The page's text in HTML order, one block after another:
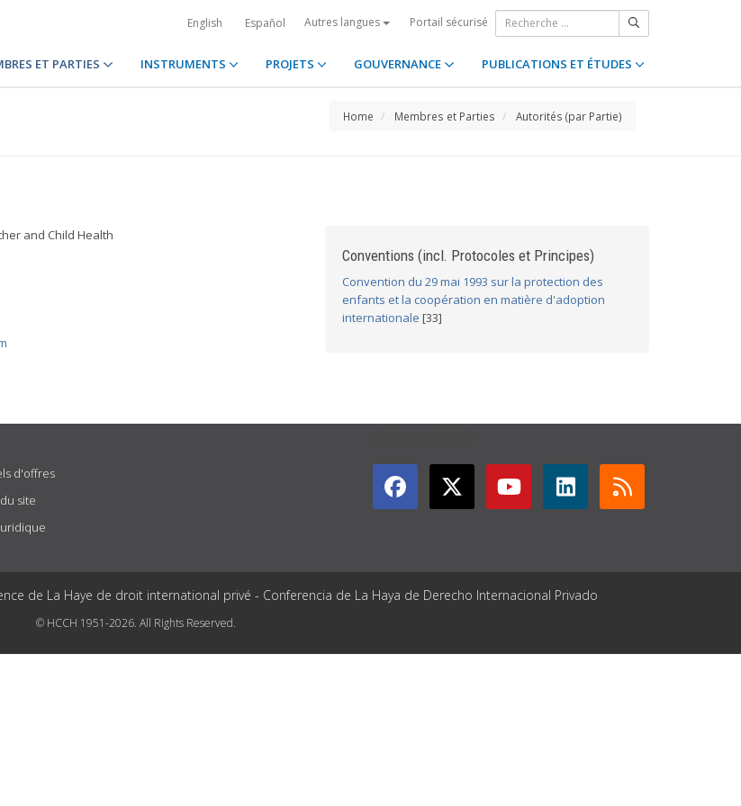
English Español Autres langues Portail sécurisé
ET PARTIES INSTRUMENTS PROJETS GOUVERNANCE PUBLICATIONS ET ÉTUDES
Home Membres et Parties Autorités (par Partie)
and Child Health
Conventions (incl. Protocoles et Principes)
Convention du 29 mai 1993 sur la protection des
enfants et la coopération en matière d'adoption
internationale [33]
d'offres
site
de La Haye de droit international privé - Conferencia de La Haya de Derecho Internacional Privado
© HCCH 1951-2026. All Rights Reserved.